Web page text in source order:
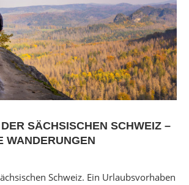
SÄCHSISCHEN SCHWEIZ –
WANDERUNGEN
Schweiz. Ein Urlaubsvorhaben